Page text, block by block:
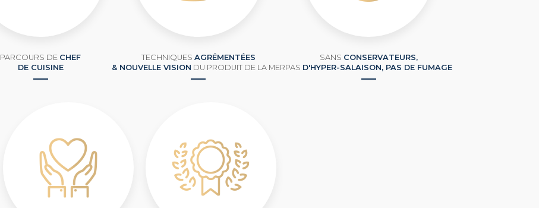
PARCOURS DE CHEF
DE CUISINE
TECHNIQUES AGRÉMENTÉES
& NOUVELLE VISION DU PRODUIT DE LA MER
SANS CONSERVATEURS,
PAS D'HYPER-SALAISON, PAS DE FUMAGE